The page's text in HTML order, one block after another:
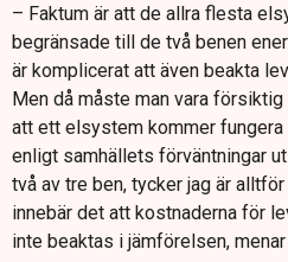
– Faktum är att de allra flesta
begränsade till de två benen
är komplicerat att även beakta
Men då måste man vara
att ett elsystem kommer
enligt samhällets förväntningar
två av tre ben, tycker jag är
innebär det att kostnaderna för
inte beaktas i jämförelsen,